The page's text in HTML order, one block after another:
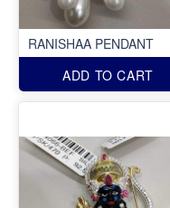
RANISHAA PENDANT
ADD TO CART